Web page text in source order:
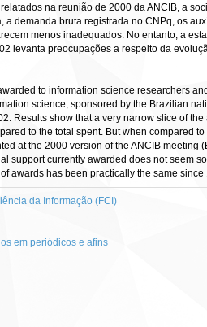
na reunião de 2000 da ANCIB, a
a demanda bruta registrada no CNPq, os
menos inadequados. No entanto, a
levanta preocupações a respeito da
to information science researchers
science, sponsored by the Brazilian
Results show that a very narrow slice of
to the total spent. But when compared
at the 2000 version of the ANCIB meeting
support currently awarded does not seem
awards has been practically the same
da Informação (FCI)
em periódicos e afins